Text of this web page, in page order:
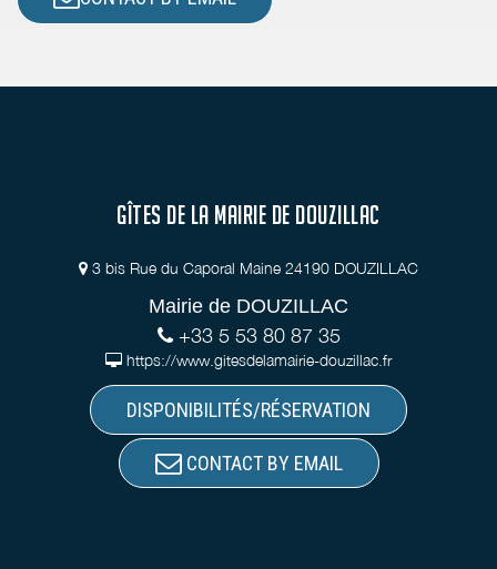
GÎTES DE LA MAIRIE DE DOUZILLAC
3 bis Rue du Caporal Maine 24190 DOUZILLAC
Mairie de DOUZILLAC
+33 5 53 80 87 35
https://www.gitesdelamairie-douzillac.fr
DISPONIBILITÉS/RÉSERVATION
CONTACT BY EMAIL